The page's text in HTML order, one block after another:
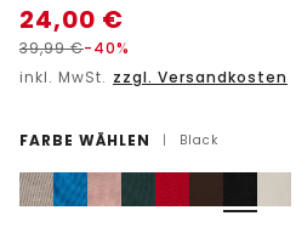
24,00 €
39,99€-40%
inkl. MwSt. zzgl. Versandkosten
FARBE WÄHLEN | Black